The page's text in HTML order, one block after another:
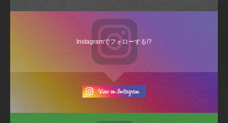
Instagramでフォローする!?